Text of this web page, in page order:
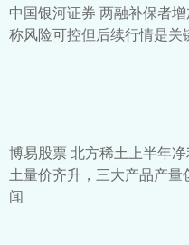
中国银河证券 两融补保者
称风险可控但后续行情是关
博易股票 北方稀土上半年
土量价齐升，三大产品产
闻